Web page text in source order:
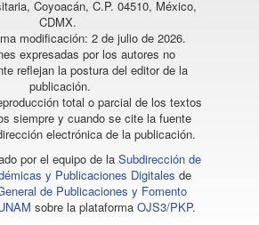
Coyoacán, C.P. 04510, México,
CDMX.
modificación: 2 de julio de 2026.
expresadas por los autores no
reflejan la postura del editor de la
publicación.
total o parcial de los textos
siempre y cuando se cite la fuente
electrónica de la publicación.
por el equipo de la Subdirección de
y Publicaciones Digitales de
de Publicaciones y Fomento
sobre la plataforma OJS3/PKP.